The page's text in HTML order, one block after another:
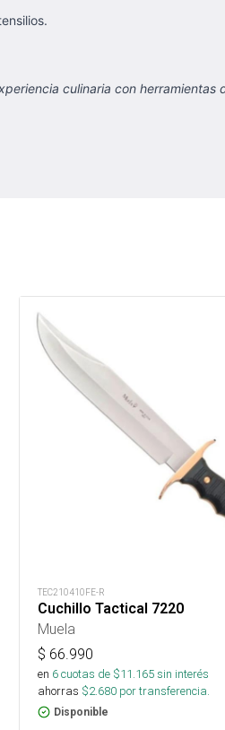
culinaria con
TEC210410FE-R
Cuchillo Tactical 7220
Muela
$ 66.990
en 6cuotas de $11.165sin interés
ahorras $2.680 por transferencia.
Disponible